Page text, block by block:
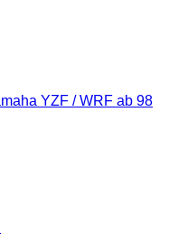
YZF / WRF ab 98